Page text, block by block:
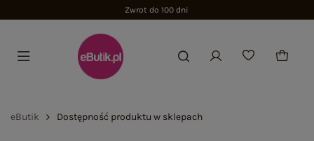
Zwrot do 100 dni
eButik Dostępność produktu w sklepach